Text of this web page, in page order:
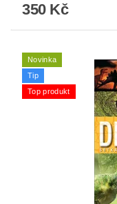
350 Kč
Novinka
Tip
Top produkt